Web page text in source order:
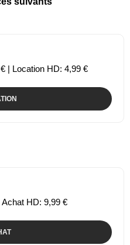
| Location HD: 4,99 €
HD: 9,99 €